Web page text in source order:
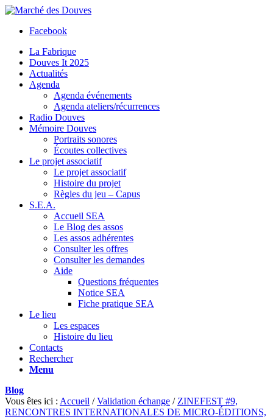
Facebook
La Fabrique
Douves It 2025
Actualités
Agenda
Agenda événements
Agenda ateliers/récurrences
Radio Douves
Mémoire Douves
Portraits sonores
Écoutes collectives
Le projet associatif
Le projet associatif
Histoire du projet
Règles du jeu – Capus
S.E.A.
Accueil SEA
Le Blog des assos
Les assos adhérentes
Consulter les offres
Consulter les demandes
Aide
Questions fréquentes
Notice SEA
Fiche pratique SEA
Le lieu
Les espaces
Histoire du lieu
Contacts
Rechercher
Menu
Blog
Vous êtes ici : Accueil / Validation échange / ZINEFEST #9,
RENCONTRES INTERNATIONALES DE MICRO-ÉDITIONS,